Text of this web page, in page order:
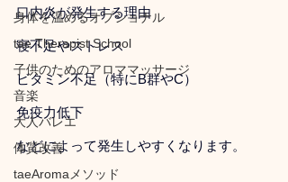
身体を温めるオプショナル
tae Therapist School
子供のためのアロママッサージ
音楽
大人バレエ
体質改善
taeAromaメソッド
口内炎が発生する理由
寝不足やストレス
ビタミン不足（特にB群やC）
免疫力低下
などによって発生しやすくなります。